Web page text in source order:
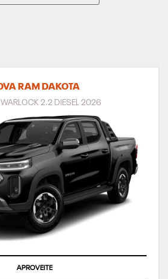
RAM DAKOTA
WARLOCK 2.2 DIESEL 2026
APROVEITE